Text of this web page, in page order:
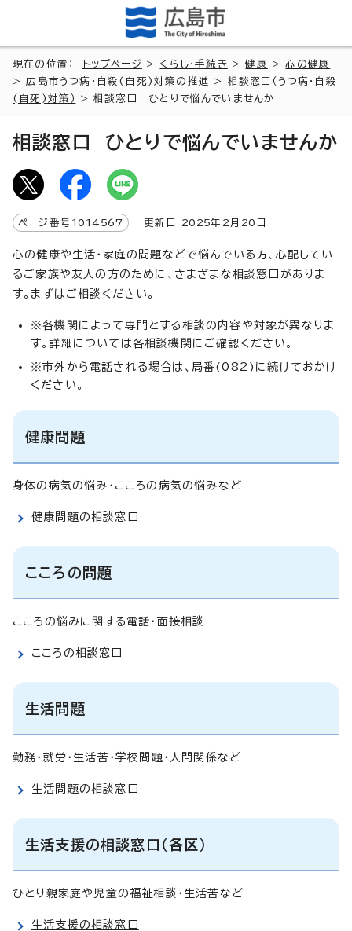
現在の位置： トップページ > くらし・手続き >健康 > 心の健康
>広島市うつ病・自殺(自死)対策の推進 > 相談窓口（うつ病・自殺
(自死)対策）
> 相談窓口 ひとりで悩んでいませんか
相談窓口 ひとりで悩んでいませんか
ページ番号 1014567 更新日 2025年2月 20 日
心の健康や生活・家庭の問題などで悩んでいる方、心配してい
るご家族や友人の方のために、さまざまな相談窓口がありま
す。まずはご相談ください。
※各機関によって専門とする相談の内容や対象が異なりま
す。詳細については各相談機関にご確認ください。
※市外から電話される場合は、局番(082)に続けておかけ
ください。
健康問題
身体の病気の悩み・こころの病気の悩みなど
健康問題の相談窓口
こころの問題
こころの悩みに関する電話・面接相談
こころの相談窓口
生活問題
勤務・就労・生活苦・学校問題・人間関係など
生活問題の相談窓口
生活支援の相談窓口（各区）
ひとり親家庭や児童の福祉相談・生活苦など
生活支援の相談窓口